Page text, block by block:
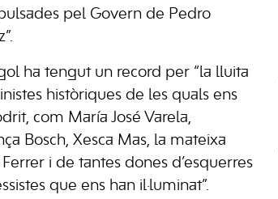
pel Govern de Pedro
ha tengut un record per “la lluita
històriques de les quals ens
com María José Varela,
Bosch, Xesca Mas, la mateixa
Ferrer i de tantes dones d’esquerres
que ens han il·luminat”.